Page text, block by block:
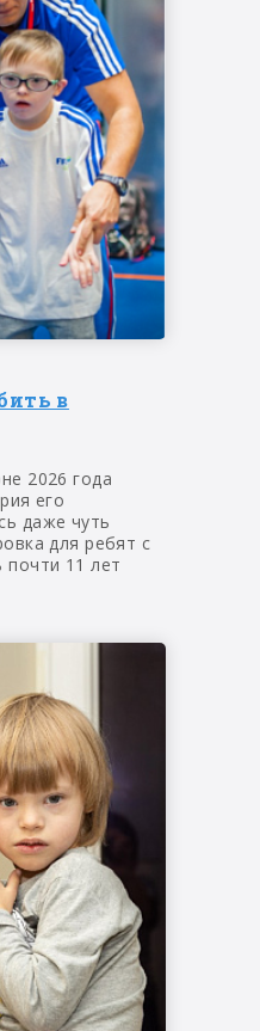
в
2026 года
его
даже чуть
для ребят с
почти 11 лет